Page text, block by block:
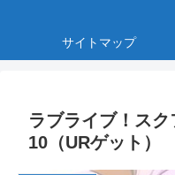
サイトマップ
ラブライブ！ス
10（URゲット）